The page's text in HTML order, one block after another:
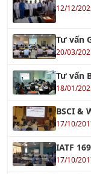
Tư vấn
Tư vấn
18/01/
BSCI &
17/10/
IATF
17/10/
TƯ VẤN
03/10/